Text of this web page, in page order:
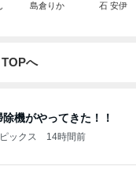
島倉りか 石 安伊
へ
機がやってきた！！
ックス 14時間前